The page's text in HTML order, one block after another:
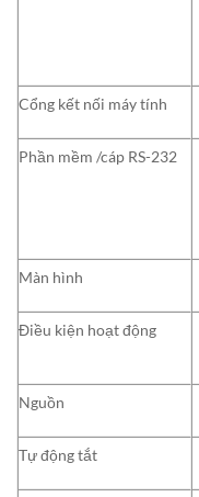
Cổng kết nối máy tính
Phần mềm /cáp RS-232
Màn hình
Điều kiện hoạt động
Nguồn
Tự động tắt